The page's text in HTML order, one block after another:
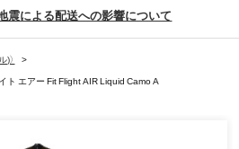
震による配送への影響について
）
>
ト エアー Fit Flight AIR Liquid Camo A